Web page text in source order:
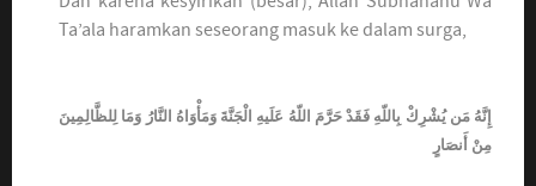
Ta’ala haramkan seseorang masuk ke dalam surga,
إِنَّهُ مَن يُشْرِكْ بِاللّهِ فَقَدْ حَرَّمَ اللّهُ عَلَيهِ الْجَنَّةَ وَمَأْوَاهُ النَّارُ وَمَا لِلظَّالِمِينَ
مِنْ أَنصَارٍ